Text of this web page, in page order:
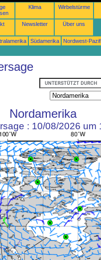
Klima Wirbelstürme
Newsletter Über uns
Südamerika
Nordwest-
Nordamerika
: 10/08/2026 um